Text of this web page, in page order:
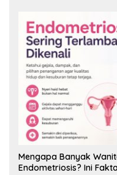
Mengapa Banyak
Endometriosis? Ini